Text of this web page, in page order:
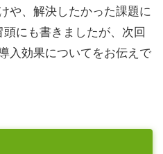
や、解決したかった課題に
にも書きましたが、次回
入効果についてをお伝えで